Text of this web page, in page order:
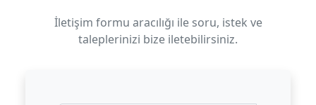
İletişim formu aracılığı ile soru, istek ve
taleplerinizi bize iletebilirsiniz.